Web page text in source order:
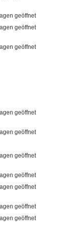
geöffnet
geöffnet
geöffnet
geöffnet
geöffnet
geöffnet
geöffnet
geöffnet
geöffnet
geöffnet